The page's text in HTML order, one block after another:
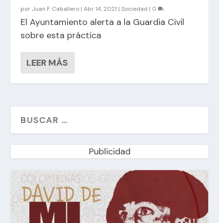
por Juan F. Caballero |Abr 14, 2021 |Sociedad | 0
El Ayuntamiento alerta a la Guardia Civil
sobre esta práctica
LEER MÁS
Publicidad